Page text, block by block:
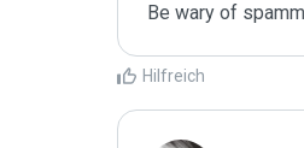
Be wary of
Hilfreich